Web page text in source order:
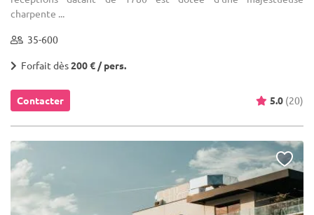
charpente ...
35-600
Forfait dès200 € / pers.
Contacter 5.0 (20)